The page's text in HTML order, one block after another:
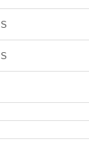
S
S